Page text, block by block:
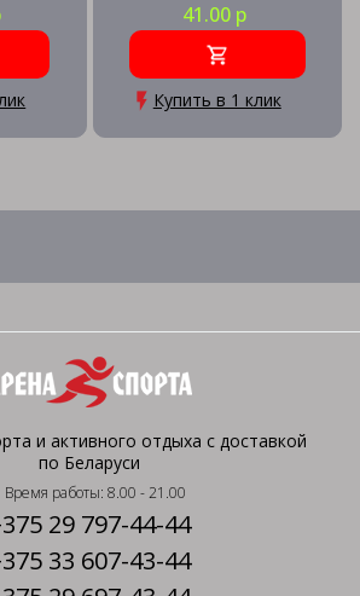
41.00 р
Купить в 1 клик
и активного отдыха с доставкой
по Беларуси
Время работы: 8.00 - 21.00
29 797-44-44
33 607-43-44